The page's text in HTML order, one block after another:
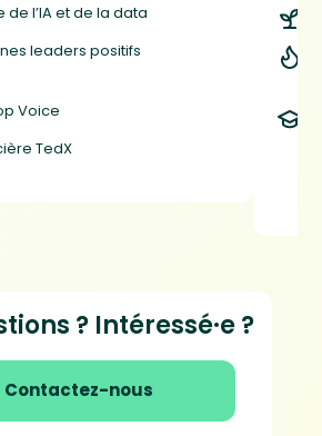
de l’IA et de la data
leaders positifs
Voice
TedX
? Intéressé·e ?
Contactez-nous